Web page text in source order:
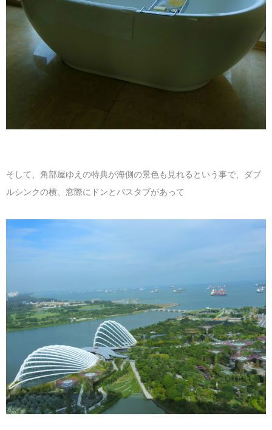
そして、角部屋ゆえの特典が海側の景色も見れるという事で、ダブ
ルシンクの横、窓際にドンとバスタブがあって